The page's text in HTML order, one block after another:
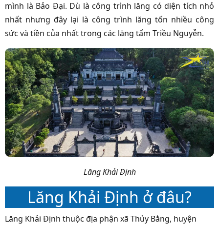
mình là Bảo Đại. Dù là công trình lăng có diện tích nhỏ
nhất nhưng đây lại là công trình lăng tốn nhiều công
sức và tiền của nhất trong các lăng tẩm Triều Nguyễn.
Lăng Khải Định
Lăng Khải Định ở đâu?
Lăng Khải Định thuộc địa phận xã Thủy Bằng, huyện